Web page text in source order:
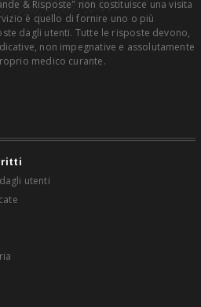
& Risposte" non costituisce una visita
è quello di fornire uno o più
dagli utenti. Tutte le risposte devono,
non impegnative e assolutamente
medico curante.
utenti